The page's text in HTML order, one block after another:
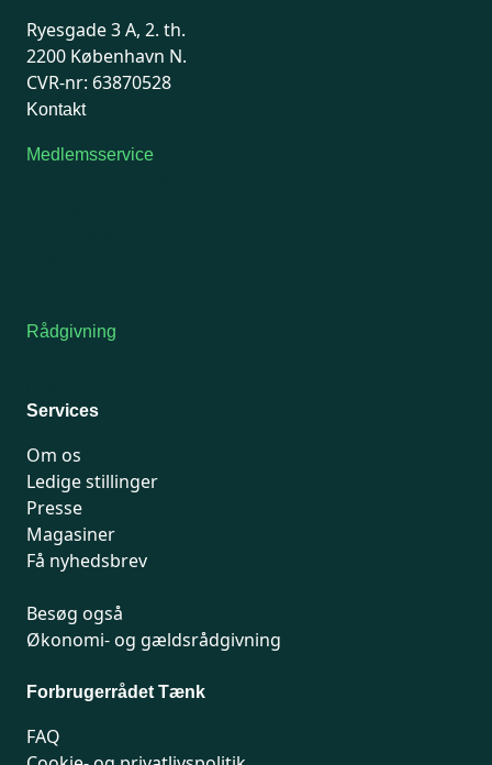
Ryesgade 3 A, 2. th.
2200 København N.
CVR-nr: 63870528
Kontakt
Medlemsservice
Rådgivning
Services
Om os
Ledige stillinger
Presse
Magasiner
Få nyhedsbrev
Besøg også
Økonomi- og gældsrådgivning
Forbrugerrådet Tænk
FAQ